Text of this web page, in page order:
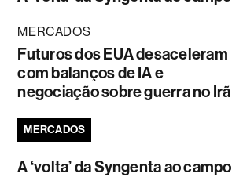
MERCADOS
Futuros dos EUA desaceleram
com balanços de IA e
negociação sobre guerra no Irã
MERCADOS
A ‘volta’ da Syngenta ao campo